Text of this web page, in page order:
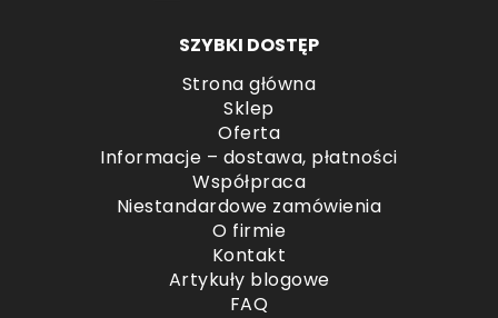
SZYBKI DOSTĘP
Strona główna
Sklep
Oferta
Informacje – dostawa, płatności
Współpraca
Niestandardowe zamówienia
O firmie
Kontakt
Artykuły blogowe
FAQ